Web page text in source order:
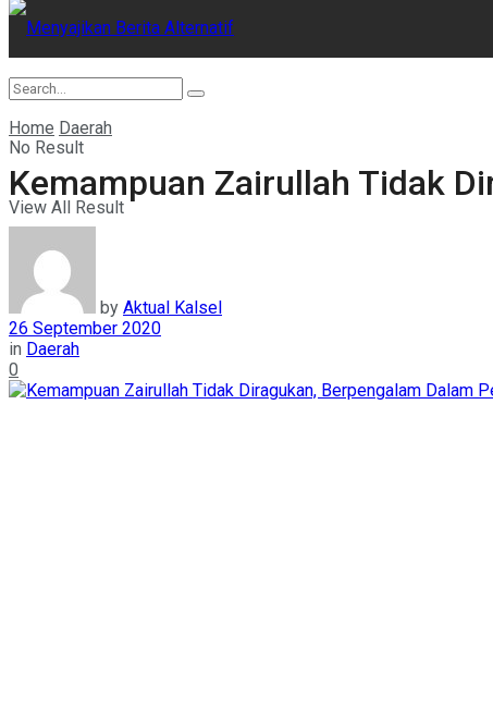
No Result
View All Result
Home Daerah
Kemampuan Zairullah Tidak
by Aktual Kalsel
26 September 2020
in Daerah
0